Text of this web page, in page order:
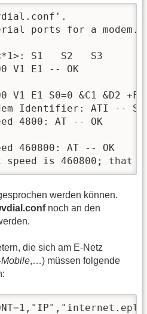
ports for a modem.
S1   S2   S3
V1 E1 -- OK
V1 E1 S0=0 &C1 &D2
Identifier: ATI --
4800: AT -- OK
460800: AT -- OK
speed is 460800; that
werden können.
noch an den
die sich am E-Netz
,…) müssen folgende